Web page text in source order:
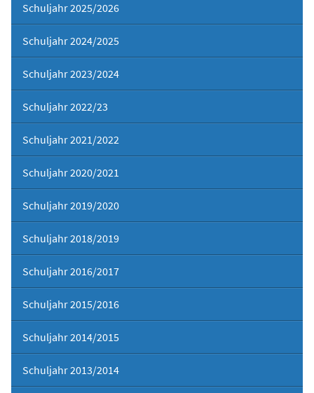
Schuljahr 2025/2026
Schuljahr 2024/2025
Schuljahr 2023/2024
Schuljahr 2022/23
Schuljahr 2021/2022
Schuljahr 2020/2021
Schuljahr 2019/2020
Schuljahr 2018/2019
Schuljahr 2016/2017
Schuljahr 2015/2016
Schuljahr 2014/2015
Schuljahr 2013/2014